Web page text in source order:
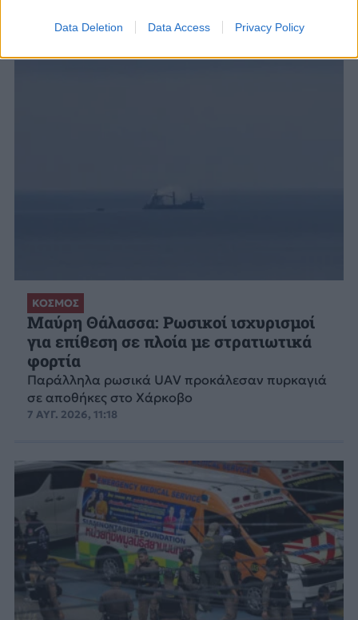
Data Deletion Data Access Privacy Policy
ΣΧΕΤΙΚΑ ΑΡΘΡΑ
ΚΟΣΜΟΣ
Μαύρη Θάλασσα: Ρωσικοί ισχυρισμοί
για επίθεση σε πλοία με στρατιωτικά
φορτία
Παράλληλα ρωσικά UAV προκάλεσαν πυρκαγιά
σε αποθήκες στο Χάρκοβο
7 ΑΥΓ. 2026, 11:18